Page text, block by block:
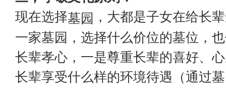
现在选择墓园 ，大都是子女在给长
一家墓园，选择什么价位的墓位，
长辈孝心，一是尊重长辈的喜好、
长辈享受什么样的环境待遇（通过